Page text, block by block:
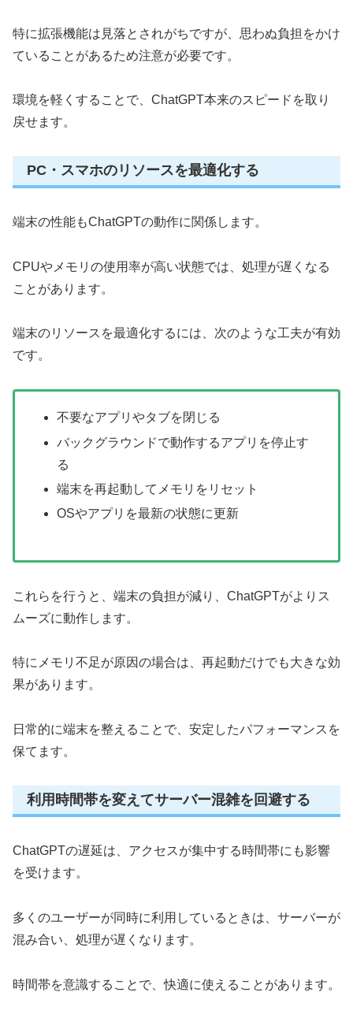
特に拡張機能は見落とされがちですが、思わぬ負担をかけ
ていることがあるため注意が必要です。
環境を軽くすることで、ChatGPT本来のスピードを取り
戻せます。
PC・スマホのリソースを最適化する
端末の性能もChatGPTの動作に関係します。
CPUやメモリの使用率が高い状態では、処理が遅くなる
ことがあります。
端末のリソースを最適化するには、次のような工夫が有効
です。
不要なアプリやタブを閉じる
バックグラウンドで動作するアプリを停止す
る
端末を再起動してメモリをリセット
OSやアプリを最新の状態に更新
これらを行うと、端末の負担が減り、ChatGPTがよりス
ムーズに動作します。
特にメモリ不足が原因の場合は、再起動だけでも大きな効
果があります。
日常的に端末を整えることで、安定したパフォーマンスを
保てます。
利用時間帯を変えてサーバー混雑を回避する
ChatGPTの遅延は、アクセスが集中する時間帯にも影響
を受けます。
多くのユーザーが同時に利用しているときは、サーバーが
混み合い、処理が遅くなります。
時間帯を意識することで、快適に使えることがあります。